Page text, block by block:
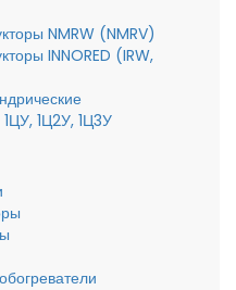
NMRW (NMRV)
INNORED (IRW,
1Ц2У, 1Ц3У